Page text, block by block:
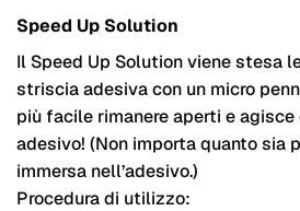
Speed Up Solution
Il Speed ​​Up Solution viene stesa
striscia adesiva con un micro
più facile rimanere aperti e agisce
adesivo! (Non importa quanto sia
immersa nell’adesivo.)
Procedura di utilizzo: